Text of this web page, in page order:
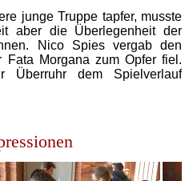
junge Truppe tapfer, musste
aber die Überlegenheit der
Nico Spies vergab den
Morgana zum Opfer fiel.
Überruhr dem Spielverlauf